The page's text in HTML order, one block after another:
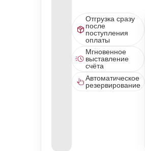
Отгрузка сразу
после
поступления
оплаты
Мгновенное
выставление
счёта
Автоматическое
резервирование